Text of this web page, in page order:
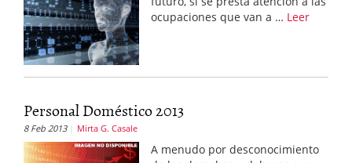
ocupaciones que van a … Leer
Personal Doméstico 2013
8 Feb 2013 Mirta G. Casale
A menudo por desconocimiento